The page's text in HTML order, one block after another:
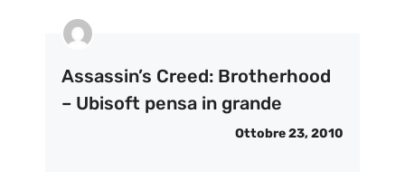
Assassin’s Creed: Brotherhood
– Ubisoft pensa in grande
Ottobre 23, 2010